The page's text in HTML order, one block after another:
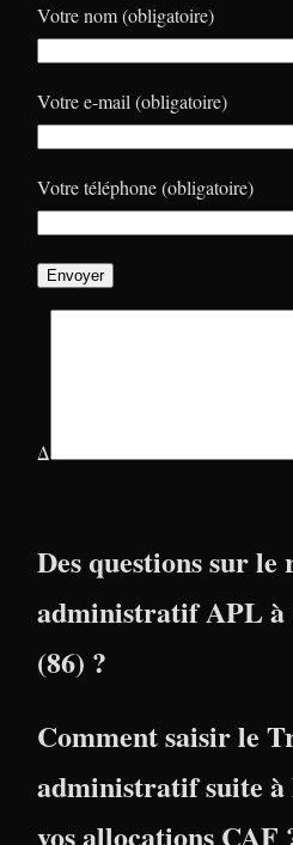
Votre nom (obligatoire)
Votre e-mail (obligatoire)
Votre téléphone (obligatoire)
Δ
Des questions sur le
administratif APL
(86) ?
Comment saisir le
administratif suite à
vos allocations CAF